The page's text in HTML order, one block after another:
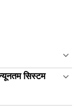
सिस्टम